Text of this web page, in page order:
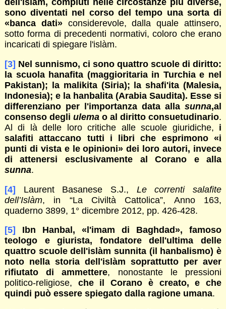
dell'islàm, compiuti nelle circostanze più diverse,
sono diventati nel corso del tempo una sorta di
«banca dati»considerevole, dalla quale attinsero,
sotto forma di precedenti normativi, coloro che erano
incaricati di spiegare l'islàm.
[3] Nel sunnismo, ci sono quattro scuole di diritto:
la scuola hanafita (maggioritaria in Turchia e nel
Pakistan); la malikita (Siria); la shafi'ita (Malesia,
Indonesia); e la hanbalita (Arabia Saudita). Esse si
differenziano per l'importanza data allasunna,al
consenso degli ulemao al diritto consuetudinario.
Al di là delle loro critiche alle scuole giuridiche, i
salafiti attaccano tutti i libri che esprimono «i
punti di vista e le opinioni» dei loro autori, invece
di attenersi esclusivamente al Corano e alla
sunna.
[4] Laurent Basanese S.J., Le correnti salafite
dell’Islàm, in “La Civiltà Cattolica”, Anno 163,
quaderno 3899, 1° dicembre 2012, pp. 426-428.
[5]
Ibn Hanbal, «l'imam di Baghdad», famoso
teologo e giurista, fondatore dell'ultima delle
quattro scuole dell'islàm sunnita (il hanbalismo) è
noto nella storia dell'islàm soprattutto per aver
rifiutato di ammettere, nonostante le pressioni
politico-religiose, che il Corano è creato, e che
quindi può essere spiegato dalla ragione umana.